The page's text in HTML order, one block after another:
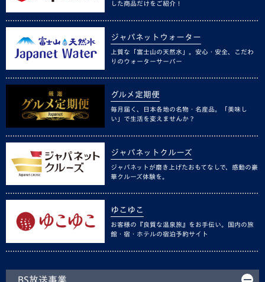
した商品だけをご紹介！
ジャパネットウォーター
上質な「富士山の天然水」。安心・安全、こだわ
りのウォーターサーバー
グルメ定期便
毎月届く、日本各地の名物・名産品。「美味し
い」で生活を変えませんか？
ジャパネットクルーズ
ジャパネットが磨き上げたおもてなしで、感動の豪
華クルーズ体験を。
ゆこゆこ
お客様の『良質な温泉旅』をお手伝い。国内の旅
館・宿・ホテルの宿泊予約サイト
BS放送事業